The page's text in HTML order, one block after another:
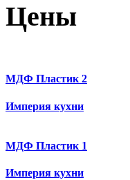
Цены
МДФ Пластик 2
Империя кухни
МДФ Пластик 1
Империя кухни